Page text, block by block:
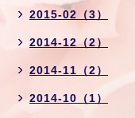
2015-02（3）
2014-12（2）
2014-11（2）
2014-10（1）